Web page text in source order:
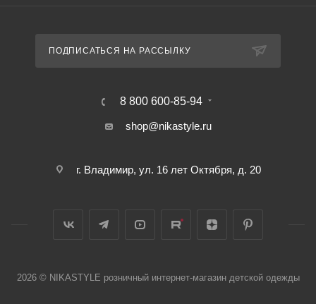
ПОДПИСАТЬСЯ НА РАССЫЛКУ
8 800 600-85-94
shop@nikastyle.ru
г. Владимир, ул. 16 лет Октября, д. 20
2026 © NIKASTYLE розничный интернет-магазин детской одежды